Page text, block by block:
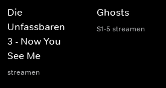
Die
Unfassbaren
3 - Now You
See Me
streamen
Ghosts
S1-5 streamen